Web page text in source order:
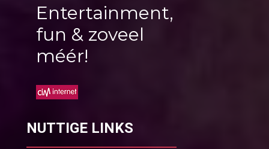
Entertainment,
fun & zoveel
méér!
NUTTIGE LINKS